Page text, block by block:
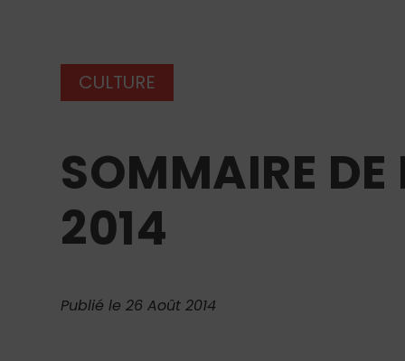
CULTURE
SOMMAIRE
2014
Publié le 26 Août 2014